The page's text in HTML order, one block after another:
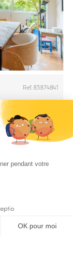
– 55 m2
En savoir plus
Ref. 83874841